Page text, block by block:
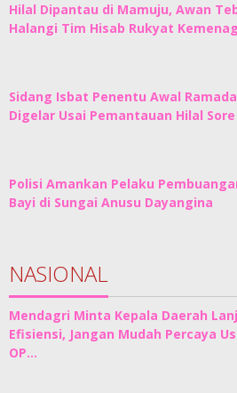
Hilal Dipantau di Mamuju, Awan
Halangi Tim Hisab Rukyat
Sidang Isbat Penentu Awal
Digelar Usai Pemantauan Hilal
Polisi Amankan Pelaku
Bayi di Sungai Anusu Dayangina
NASIONAL
Mendagri Minta Kepala Daerah
Efisiensi, Jangan Mudah Percaya
OP…